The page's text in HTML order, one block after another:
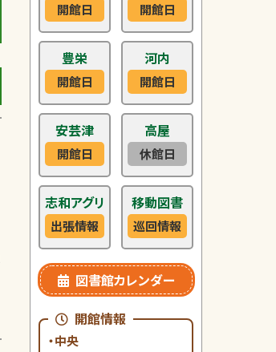
開館日 開館日
豊栄
開館日
河内
開館日
安芸津
開館日
高屋
休館日
志和アグリ
出張情報
移動図書
巡回情報
図書館カレンダー
開館情報
・中央